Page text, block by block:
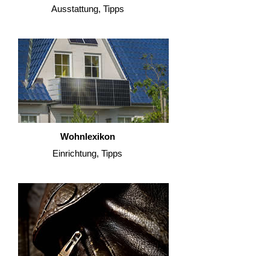
Ausstattung, Tipps
Wohnlexikon
Einrichtung, Tipps